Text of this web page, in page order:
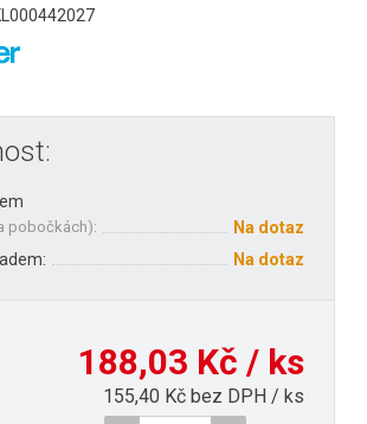
pobočkách):
Na dotaz
Na dotaz
188,03 Kč / ks
155,40 Kč bez DPH / ks